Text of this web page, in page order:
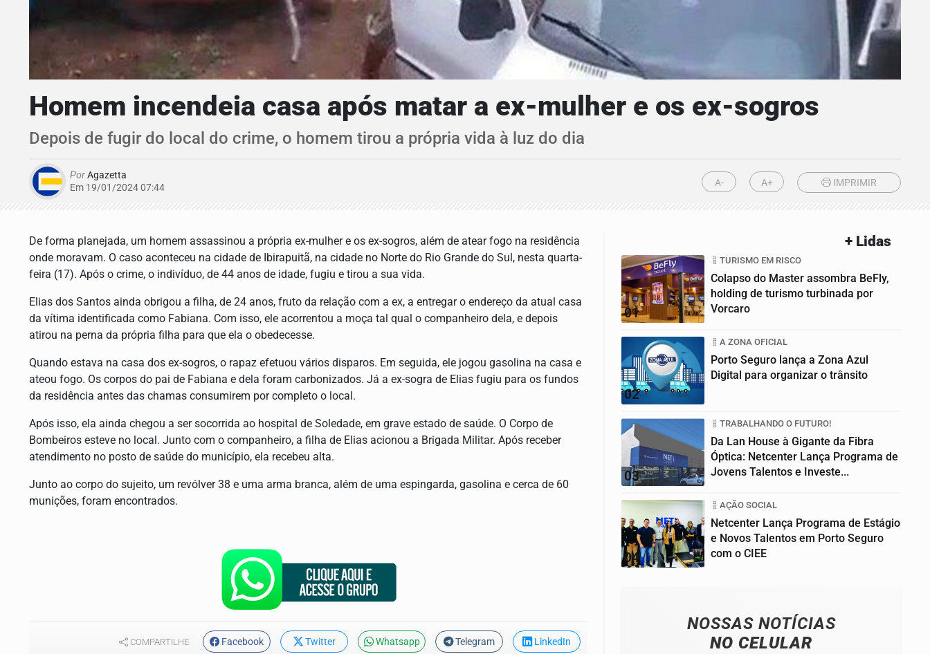
Homem incendeia casa após matar a ex-mulher e os ex-sogros
Depois de fugir do local do crime, o homem tirou a própria vida à luz do dia
PorAgazetta
Em 19/01/2024 07:44
A- A+ IMPRIMIR
De forma planejada, um homem assassinou a própria ex-mulher e os ex-sogros, além de atear fogo na residência
onde moravam. O caso aconteceu na cidade de Ibirapuitã, na cidade no Norte do Rio Grande do Sul, nesta quarta-
feira (17). Após o crime, o indivíduo, de 44 anos de idade, fugiu e tirou a sua vida.
Elias dos Santos ainda obrigou a filha, de 24 anos, fruto da relação com a ex, a entregar o endereço da atual casa
da vítima identificada como Fabiana. Com isso, ele acorrentou a moça tal qual o companheiro dela, e depois
atirou na perna da própria filha para que ela o obedecesse.
Quando estava na casa dos ex-sogros, o rapaz efetuou vários disparos. Em seguida, ele jogou gasolina na casa e
ateou fogo. Os corpos do pai de Fabiana e dela foram carbonizados. Já a ex-sogra de Elias fugiu para os fundos
da residência antes das chamas consumirem por completo o local.
Após isso, ela ainda chegou a ser socorrida ao hospital de Soledade, em grave estado de saúde. O Corpo de
Bombeiros esteve no local. Junto com o companheiro, a filha de Elias acionou a Brigada Militar. Após receber
atendimento no posto de saúde do município, ela recebeu alta.
Junto ao corpo do sujeito, um revólver 38 e uma arma branca, além de uma espingarda, gasolina e cerca de 60
munições, foram encontrados.
COMPARTILHE Facebook Twitter Whatsapp Telegram LinkedIn
+ Lidas
01
TURISMO EM RISCO
Colapso do Master assombra BeFly,
holding de turismo turbinada por
Vorcaro
02
A ZONA OFICIAL
Porto Seguro lança a Zona Azul
Digital para organizar o trânsito
03
TRABALHANDO O FUTURO!
Da Lan House à Gigante da Fibra
Óptica: Netcenter Lança Programa de
Jovens Talentos e Investe...
04
AÇÃO SOCIAL
Netcenter Lança Programa de Estágio
e Novos Talentos em Porto Seguro
com o CIEE
NOSSAS NOTÍCIAS
NO CELULAR